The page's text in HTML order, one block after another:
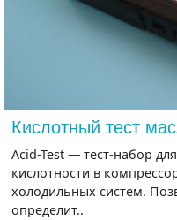
Кислотный тест
Acid-Test — тест-набор
кислотности в
холодильных систем.
определит..